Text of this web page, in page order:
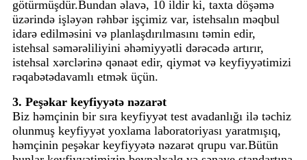
götürmüşdür.Bundan əlavə, 10 ildir ki, taxta döşəmə
üzərində işləyən rəhbər işçimiz var, istehsalın məqbul
idarə edilməsini və planlaşdırılmasını təmin edir,
istehsal səmərəliliyini əhəmiyyətli dərəcədə artırır,
istehsal xərclərinə qənaət edir, qiymət və keyfiyyətimizi
rəqabətədavamlı etmək üçün.
3. Peşəkar keyfiyyətə nəzarət
Biz həmçinin bir sıra keyfiyyət test avadanlığı ilə təchiz
olunmuş keyfiyyət yoxlama laboratoriyası yaratmışıq,
həmçinin peşəkar keyfiyyətə nəzarət qrupu var.Bütün